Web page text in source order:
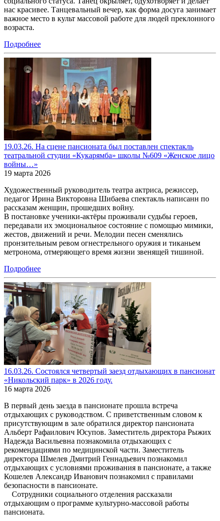
нас красивее. Танцевальный вечер, как форма досуга занимает
важное место в культ массовой работе для людей преклонного
возраста.
Подробнее
19.03.26. На сцене пансионата был поставлен спектакль
театральной студии «Кукарямба» школы №609 «Женское лицо
войны…»
19 марта 2026
Художественный руководитель театра актриса, режиссер,
педагог Ирина Викторовна Шибаева спектакль написанн по
рассказам женщин, прошедших войну.
В постановке ученики-актёры проживали судьбы героев,
передавали их эмоциональное состояние с помощью мимики,
жестов, движений и речи. Мелодии песен сменялись
пронзительным ревом огнестрельного оружия и тиканьем
метронома, отмеряющего время жизни звенящей тишиной.
Подробнее
16.03.26. Состоялся четвертый заезд отдыхающих в пансионат
«Никольский парк» в 2026 году.
16 марта 2026
В первый день заезда в пансионате прошла встреча
отдыхающих с руководством. С приветственным словом к
присутствующим в зале обратился директор пансионата
Альберт Рафаилович Юсупов. Заместитель директора Рыжих
Надежда Васильевна познакомила отдыхающих с
рекомендациями по медицинской части. Заместитель
директора Шмелев Дмитрий Геннадьевич познакомил
отдыхающих с условиями проживания в пансионате, а также
Кошелев Александр Иванович познакомил с правилами
безопасности в пансионате.
Сотрудники социального отделения рассказали
отдыхающим о программе культурно-массовой работы
пансионата.